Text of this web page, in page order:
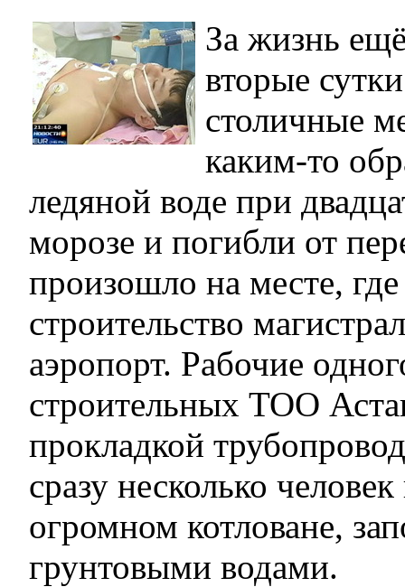
За жизнь
вторые
столичные
каким-то
ледяной воде при
морозе и погибли от
произошло на месте, где
строительство
аэропорт. Рабочие
строительных ТОО
прокладкой
сразу несколько
огромном котловане,
грунтовыми водами.